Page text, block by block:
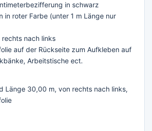
in schwarz
in roter Farbe (unter 1 m Länge nur
nach links
auf der Rückseite zum Aufkleben auf
Arbeitstische ect.
Länge 30,00 m, von rechts nach links,